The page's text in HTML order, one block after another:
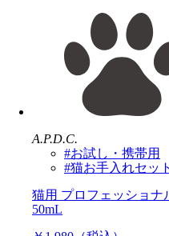
A.P.D.C.
#お試し・携帯用
#猫お手入れセット
猫用 プロフェッショナ
50mL